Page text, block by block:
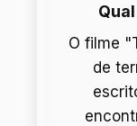
O filme
de